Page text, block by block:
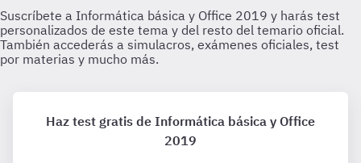
Haz test gratis de Informática básica y Office
2019